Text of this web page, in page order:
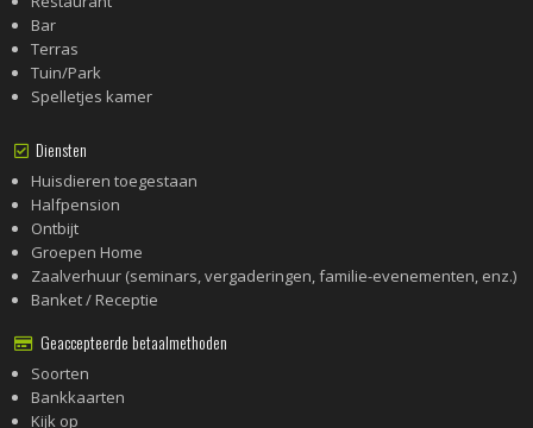
Bar
Terras
Tuin/Park
Spelletjes kamer
Diensten
Huisdieren toegestaan
Halfpension
Ontbijt
Groepen Home
Zaalverhuur (seminars, vergaderingen, familie-evenementen, enz.)
Banket / Receptie
Geaccepteerde betaalmethoden
Soorten
Bankkaarten
Kijk op